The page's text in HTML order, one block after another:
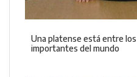
Una platense está entre
importantes del mundo